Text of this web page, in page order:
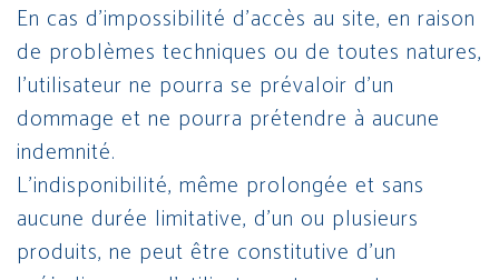
En cas d’impossibilité d’accès au site, en raison
de problèmes techniques ou de toutes natures,
l’utilisateur ne pourra se prévaloir d’un
dommage et ne pourra prétendre à aucune
indemnité.
L’indisponibilité, même prolongée et sans
aucune durée limitative, d’un ou plusieurs
produits, ne peut être constitutive d’un